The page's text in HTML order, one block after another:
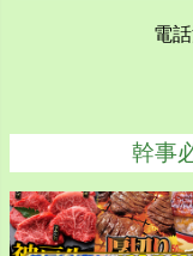
電
幹事